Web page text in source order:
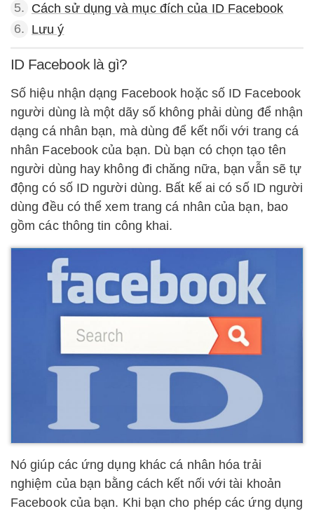
5. Cách sử dụng và mục đích của ID Facebook
6. Lưu ý
ID Facebook là gì?
Số hiệu nhận dạng Facebook hoặc số ID Facebook
người dùng là một dãy số không phải dùng để nhận
dạng cá nhân bạn, mà dùng để kết nối với trang cá
nhân Facebook của bạn. Dù bạn có chọn tạo tên
người dùng hay không đi chăng nữa, bạn vẫn sẽ tự
động có số ID người dùng. Bất kế ai có số ID người
dùng đều có thể xem trang cá nhân của bạn, bao
gồm các thông tin công khai.
Nó giúp các ứng dụng khác cá nhân hóa trải
nghiệm của bạn bằng cách kết nối với tài khoản
Facebook của bạn. Khi bạn cho phép các ứng dụng